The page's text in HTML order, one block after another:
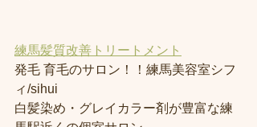
練馬髪質改善トリートメント
発毛 育毛のサロン！！練馬美容室シフ
ィ/sihui
白髪染め・グレイカラー剤が豊富な練